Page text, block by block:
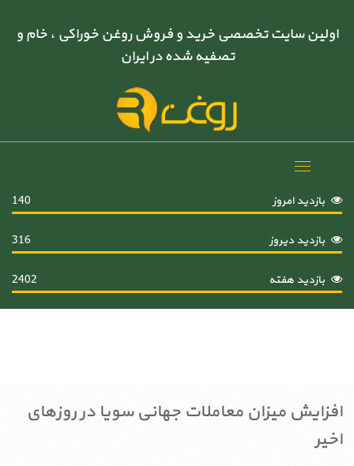
اولین سایت تخصصی خرید و فروش روغن خوراکی ، خام و
تصفیه شده در ایران
Toggle
بازدید امروز
140
بازدید دیروز 316
بازدید هفته 2402
افزایش میزان معاملات جهانی سویا در روزهای
اخیر